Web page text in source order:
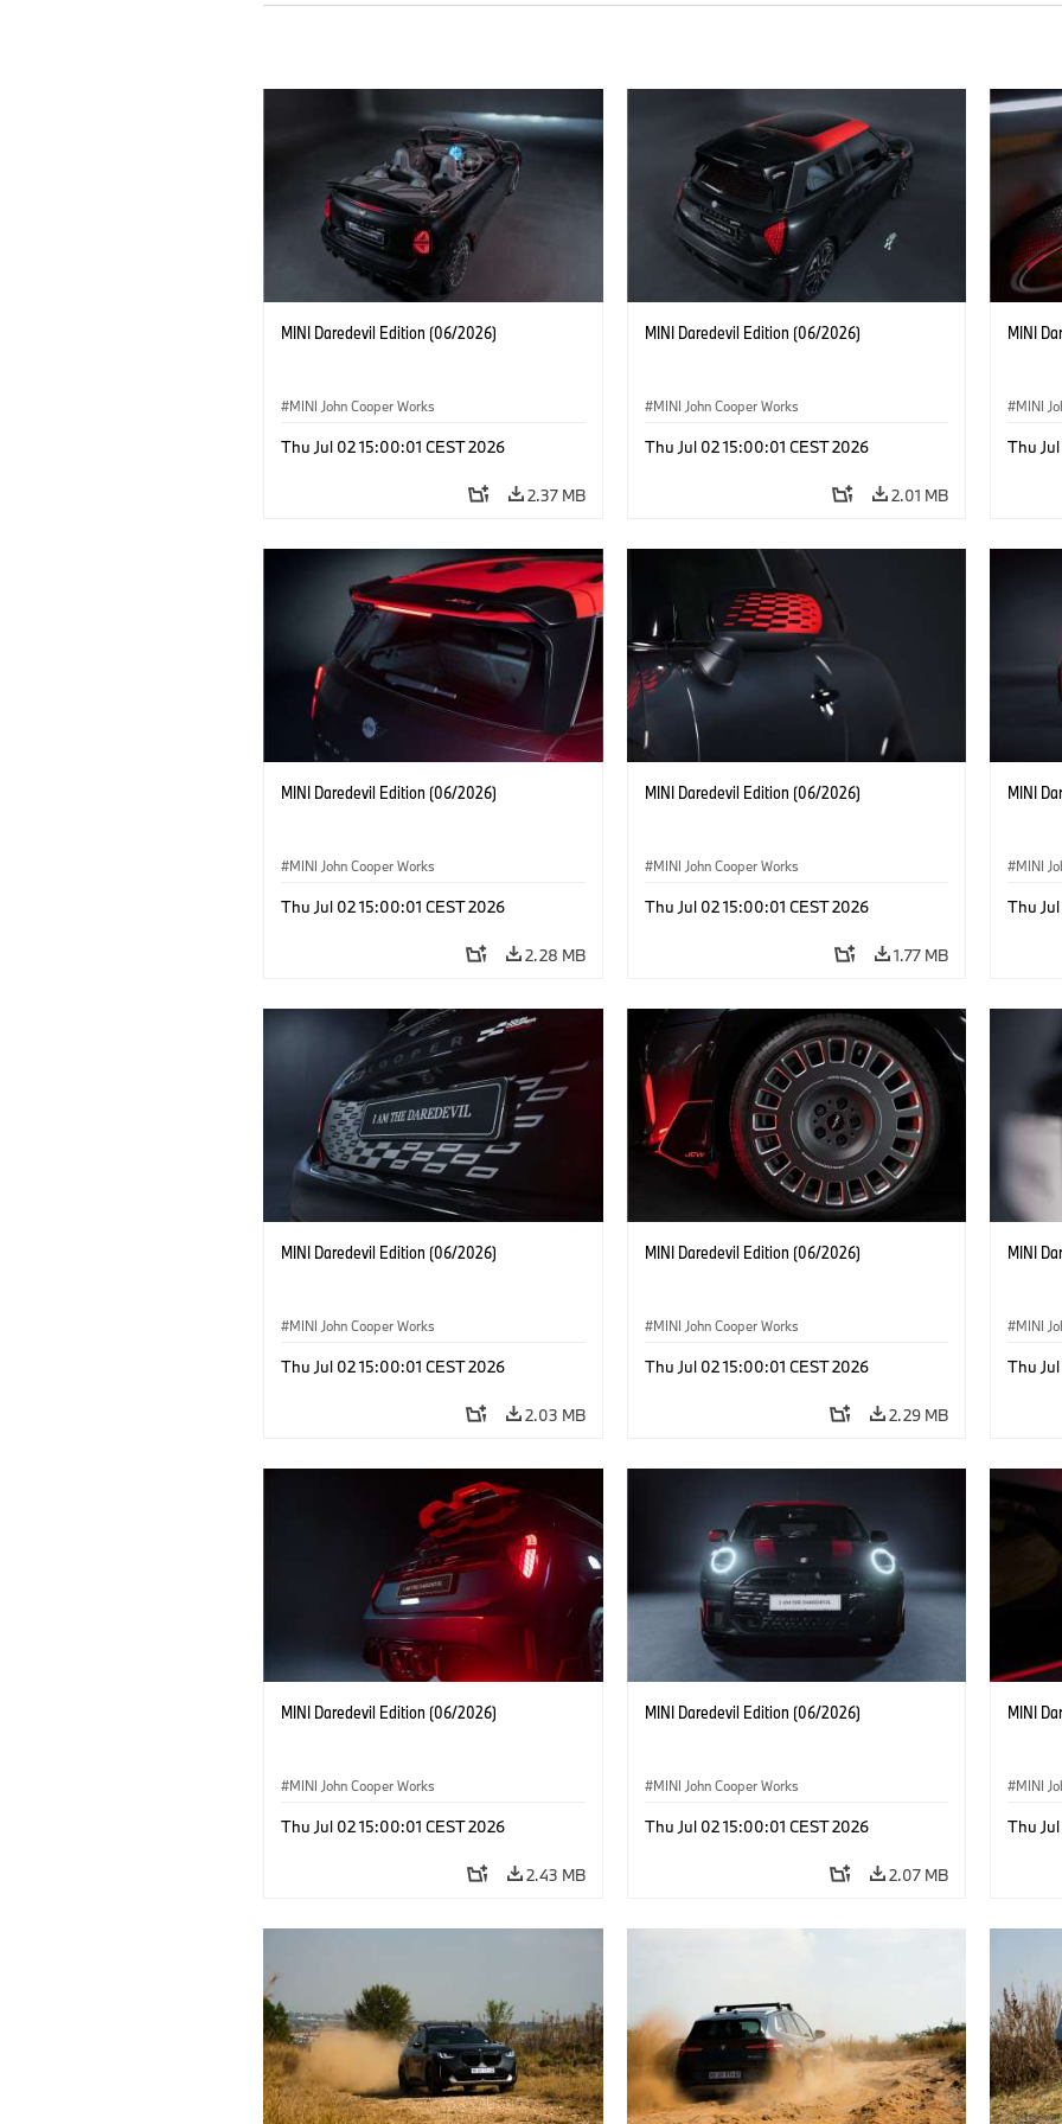
MINI Daredevil Edition (06/2026)
MINI John Cooper Works
Thu Jul 02 15:00:01 CEST 2026
2.37 MB
MINI Daredevil Edition (06/2026)
MINI John Cooper Works
Thu Jul 02 15:00:01 CEST 2026
2.01 MB
MINI
MINI
Thu
MINI Daredevil Edition (06/2026)
MINI John Cooper Works
Thu Jul 02 15:00:01 CEST 2026
2.28 MB
MINI Daredevil Edition (06/2026)
MINI John Cooper Works
Thu Jul 02 15:00:01 CEST 2026
1.77 MB
MINI
MINI
Thu
MINI Daredevil Edition (06/2026)
MINI John Cooper Works
Thu Jul 02 15:00:01 CEST 2026
2.03 MB
MINI Daredevil Edition (06/2026)
MINI John Cooper Works
Thu Jul 02 15:00:01 CEST 2026
2.29 MB
MINI
MINI
Thu
MINI Daredevil Edition (06/2026)
MINI John Cooper Works
Thu Jul 02 15:00:01 CEST 2026
2.43 MB
MINI Daredevil Edition (06/2026)
MINI John Cooper Works
Thu Jul 02 15:00:01 CEST 2026
2.07 MB
MINI
MINI
Thu